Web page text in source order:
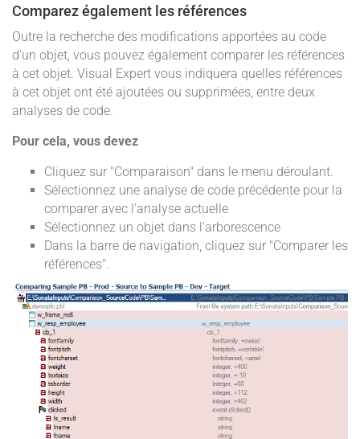
Comparez également les références
Outre la recherche des modifications apportées au code
d'un objet, vous pouvez également comparer les références
à cet objet. Visual Expert vous indiquera quelles références
à cet objet ont été ajoutées ou supprimées, entre deux
analyses de code.
Pour cela, vous devez
Cliquez sur "Comparaison" dans le menu déroulant.
Sélectionnez une analyse de code précédente pour la
comparer avec l'analyse actuelle
Sélectionnez un objet dans l'arborescence
Dans la barre de navigation, cliquez sur "Comparer les
références".